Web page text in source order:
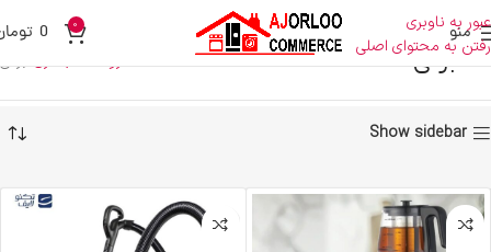
عبور به ناوبری
رفتن به محتوای اصلی
منو 0
0
برقی خانه فروشگاه بخاری برقی
Show sidebar